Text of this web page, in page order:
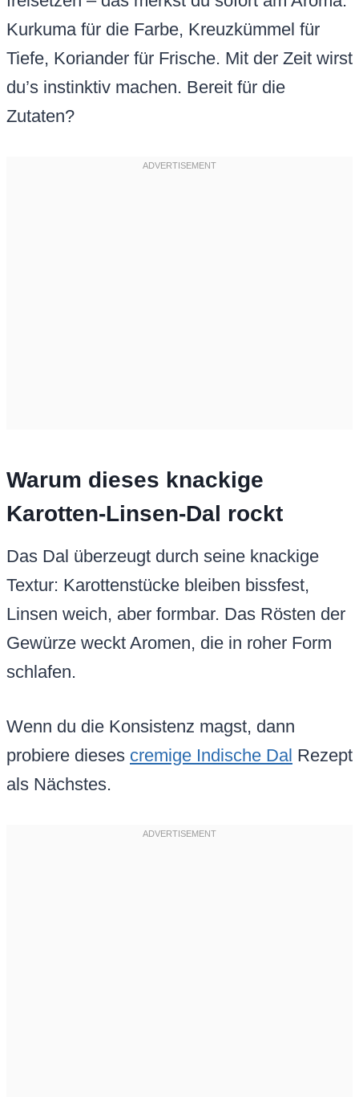
Kurkuma für die Farbe, Kreuzkümmel für
Tiefe, Koriander für Frische. Mit der Zeit wirst
du’s instinktiv machen. Bereit für die
Zutaten?
Warum dieses knackige
Karotten-Linsen-Dal rockt
Das Dal überzeugt durch seine knackige
Textur: Karottenstücke bleiben bissfest,
Linsen weich, aber formbar. Das Rösten der
Gewürze weckt Aromen, die in roher Form
schlafen.
Wenn du die Konsistenz magst, dann
probiere dieses cremige Indische Dal Rezept
als Nächstes.